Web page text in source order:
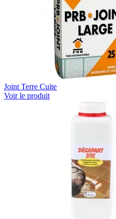
Joint Terre Cuite
Voir le produit